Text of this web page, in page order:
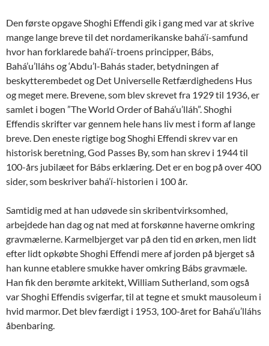
Den første opgave Shoghi Effendi gik i gang med var at skrive
mange lange breve til det nordamerikanske bahá’í-samfund
hvor han forklarede bahá’í-troens principper, Bábs,
Bahá’u’lláhs og ‘Abdu’l-Bahás stader, betydningen af
beskytterembedet og Det Universelle Retfærdighedens Hus
og meget mere. Brevene, som blev skrevet fra 1929 til 1936, er
samlet i bogen ”The World Order of Bahá’u’lláh”. Shoghi
Effendis skrifter var gennem hele hans liv mest i form af lange
breve. Den eneste rigtige bog Shoghi Effendi skrev var en
historisk beretning, God Passes By, som han skrev i 1944 til
100-års jubilæet for Bábs erklæring. Det er en bog på over 400
sider, som beskriver bahá’í-historien i 100 år.
Samtidig med at han udøvede sin skribentvirksomhed,
arbejdede han dag og nat med at forskønne haverne omkring
gravmælerne. Karmelbjerget var på den tid en ørken, men lidt
efter lidt opkøbte Shoghi Effendi mere af jorden på bjerget så
han kunne etablere smukke haver omkring Bábs gravmæle.
Han fik den berømte arkitekt, William Sutherland, som også
var Shoghi Effendis svigerfar, til at tegne et smukt mausoleum i
hvid marmor. Det blev færdigt i 1953, 100-året for Bahá’u’lláhs
åbenbaring.